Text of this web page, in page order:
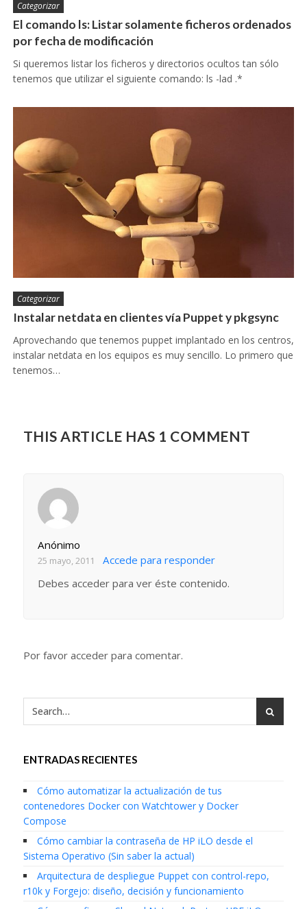
Categorizar
El comando ls: Listar solamente ficheros ordenados
por fecha de modificación
Si queremos listar los ficheros y directorios ocultos tan sólo
tenemos que utilizar el siguiente comando: ls -lad .*
Categorizar
Instalar netdata en clientes vía Puppet y pkgsync
Aprovechando que tenemos puppet implantado en los centros,
instalar netdata en los equipos es muy sencillo. Lo primero que
tenemos…
THIS ARTICLE HAS 1 COMMENT
Anónimo
25 mayo, 2011
Accede para responder
Debes acceder para ver éste contenido.
Por favor acceder para comentar.
ENTRADAS RECIENTES
Cómo automatizar la actualización de tus
contenedores Docker con Watchtower y Docker
Compose
Cómo cambiar la contraseña de HP iLO desde el
Sistema Operativo (Sin saber la actual)
Arquitectura de despliegue Puppet con control-repo,
r10k y Forgejo: diseño, decisión y funcionamiento